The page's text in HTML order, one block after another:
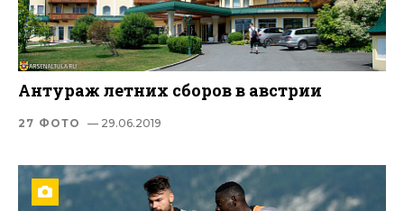
Антураж летних сборов в австрии
27 ФОТО — 29.06.2019